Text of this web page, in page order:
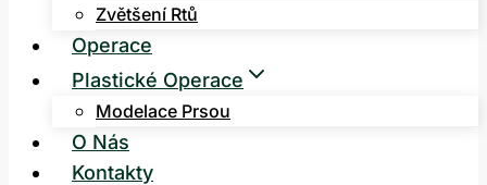
Zvětšení Rtů
Operace
Plastické Operace
Modelace Prsou
O Nás
Kontakty